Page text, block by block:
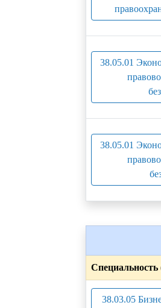
38.05.01
38.05.01
38.03.05